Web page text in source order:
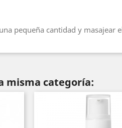
pequeña cantidad y masajear
misma categoría: